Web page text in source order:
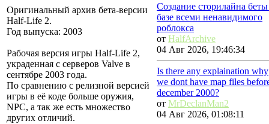
Оригинальный архив бета-версии
Half-Life 2.
Год выпуска: 2003
Рабочая версия игры Half-Life 2,
украденная с серверов Valve в
сентябре 2003 года.
По сравнению с релизной версией
игры в её коде больше оружия,
NPC, а так же есть множество
других отличий.
Создание сторилайна
базе всеми ненавидимого
роблокса
от HalfArchive
04 Авг 2026, 19:46:34
Is there any explaination why
we dont have map files
december 2000?
от MrDeclanMan2
04 Авг 2026, 01:08:11